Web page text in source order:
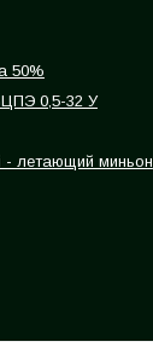
50%
0,5-32 У
- летающий миньон